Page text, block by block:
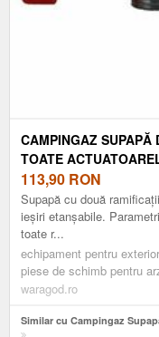
CAMPINGAZ SUPAPĂ
TOATE
113,90 RON
Supapă cu două
ieșiri etanșabile.
toate r...
echipament pentru
piese de schimb pentru
waragod.ro
Similar cu Campingaz